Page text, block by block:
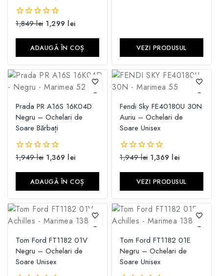
0
5
1,849lei 1,299 lei
ADAUGĂ ÎN COȘ VEZI PRODUSUL
Prada PR A16S 16K04D
Negru – Ochelari de
Soare Bărbați
0
5
1,949lei 1,369 lei
ADAUGĂ ÎN COȘ
Fendi Sky FE40180U 30N
Auriu – Ochelari de
Soare Unisex
0
5
1,949lei 1,369 lei
VEZI PRODUSUL
Tom Ford FT1182 01V
Negru – Ochelari de
Soare Unisex
Tom Ford FT1182 01E
Negru – Ochelari de
Soare Unisex